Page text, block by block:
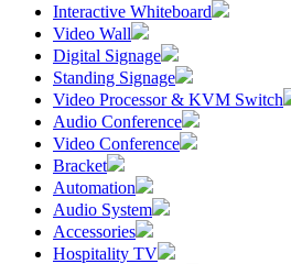
Interactive Whiteboard
Video Wall
Digital Signage
Standing Signage
Video Processor & KVM Switch
Audio Conference
Video Conference
Bracket
Automation
Audio System
Accessories
Hospitality TV